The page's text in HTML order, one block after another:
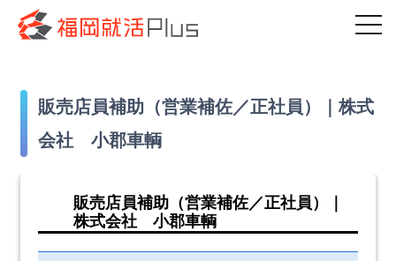
販売店員補助（営業補佐／正社員）｜株式
会社 小郡車輌
販売店員補助（営業補佐／正社員）｜
株式会社 小郡車輌